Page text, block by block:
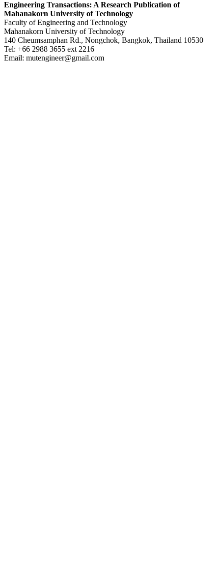
Engineering Transactions: A Research Publication of
Mahanakorn University of Technology
Faculty of Engineering and Technology
Mahanakorn University of Technology
140 Cheumsamphan Rd., Nongchok, Bangkok, Thailand 10530
Tel: +66 2988 3655 ext 2216
Email: mutengineer@gmail.com